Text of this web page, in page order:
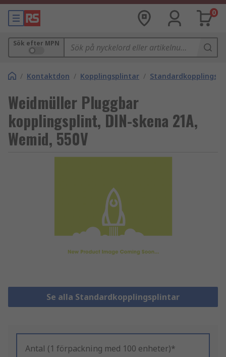
0
Sök efter MPN
/ Kontaktdon / Kopplingsplintar /
Weidmüller Pluggbar
kopplingsplint, DIN-skena 21A,
Wemid, 550V
Se alla Standardkopplingsplintar
Antal (1 förpackning med 100 enheter)*